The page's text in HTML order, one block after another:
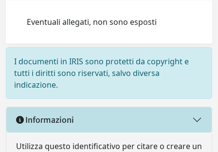
Eventuali allegati, non sono esposti
I documenti in IRIS sono protetti da copyright e
tutti i diritti sono riservati, salvo diversa
indicazione.
Informazioni
Utilizza questo identificativo per citare o creare un